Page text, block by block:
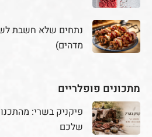
נתחים שלא חשבת
מדהים)
מתכונים פופלריים
פיקניק בשרי:
שלכם